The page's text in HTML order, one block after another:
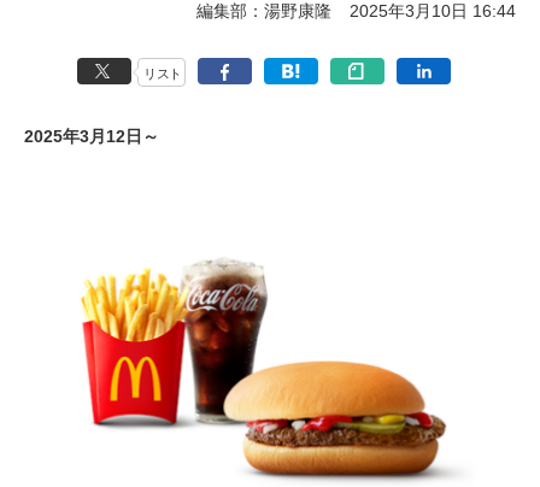
編集部：湯野康隆 2025年3月10日 16:44
リスト
2025年3月12日～